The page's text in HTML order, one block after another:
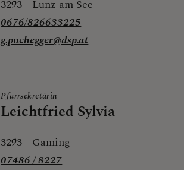
3293 - Lunz am See
0676/826633225
g.puchegger@dsp.at
Pfarrsekretärin
Leichtfried Sylvia
3293 - Gaming
07486 / 8227